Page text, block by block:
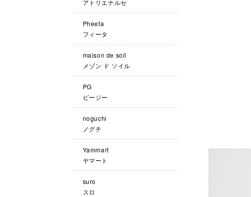
アトリエナルセ
Pheeta
フィータ
maison de soil
メゾン ド ソイル
PG
ピージー
noguchi
ノグチ
Yammart
ヤマート
suro
スロ